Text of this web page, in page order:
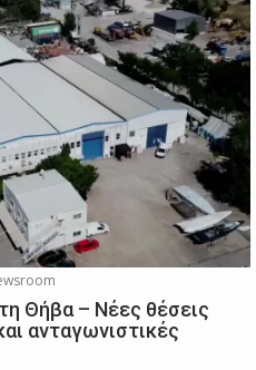
Θήβα – Νέες θέσεις
ανταγωνιστικές